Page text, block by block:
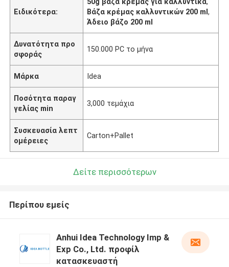
Ειδικότερα:
Βάζα κρέμας καλλυντικών 200 ml,
Άδειο βάζο 200 ml
Δυνατότητα προ
σφοράς
150.000 PC το μήνα
Μάρκα Idea
Ποσότητα παραγ
γελίας min
3,000 τεμάχια
Συσκευασία λεπτ
ομέρειες
Carton+Pallet
Δείτε περισσότερων
Περίπου εμείς
Anhui Idea Technology Imp &
Exp Co., Ltd. προφίλ
κατασκευαστή